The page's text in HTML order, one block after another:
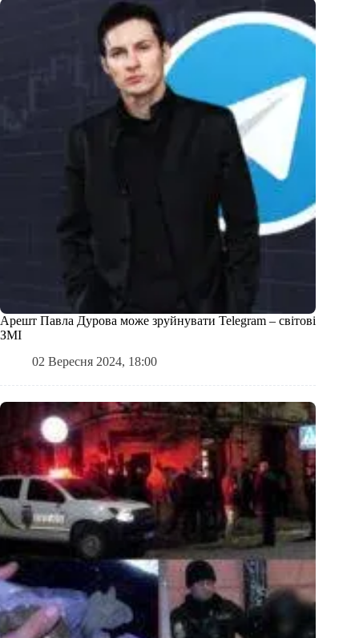
Арешт Павла Дурова може зруйнувати Telegram – світові
ЗМІ
02 Вересня 2024, 18:00